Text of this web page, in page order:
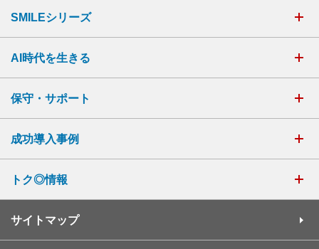
SMILEシリーズ
AI時代を生きる
保守・サポート
成功導入事例
トク◎情報
サイトマップ